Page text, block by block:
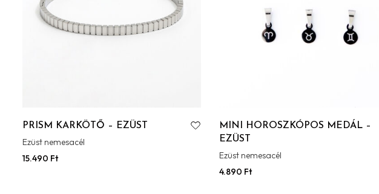
PRISM KARKÖTŐ – EZÜST
Ezüst nemesacél
15.490 Ft
MINI HOROSZKÓPOS MEDÁL –
EZÜST
Ezüst nemesacél
4.890 Ft